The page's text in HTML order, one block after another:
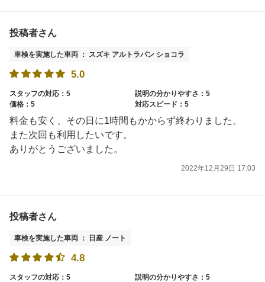
投稿者さん
車検を実施した車両 ： スズキ アルトラパン ショコラ
5.0
スタッフの対応：5
説明の分かりやすさ：5
価格：5
対応スピード：5
料金も安く、その日に1時間もかからず終わりました。
また次回も利用したいです。
ありがとうございました。
2022年12月29日 17:03
投稿者さん
車検を実施した車両 ： 日産 ノート
4.8
スタッフの対応：5
説明の分かりやすさ：5